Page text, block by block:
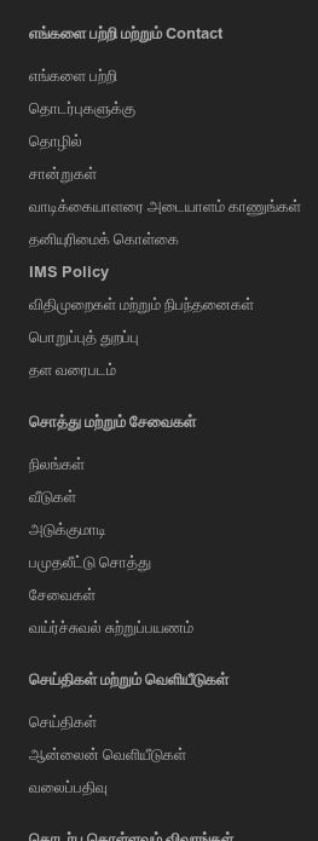
எங்களை பற்றி மற்றும் Contact
எங்களை பற்றி
தொடர்புகளுக்கு
தொழில்
சான்றுகள்
வாடிக்கையாளரை அடையாளம் காணுங்கள்
தனியுரிமைக் கொள்கை
IMS Policy
விதிமுறைகள் மற்றும் நிபந்தனைகள்
பொறுப்புத் துறப்பு
தள வரைபடம்
சொத்து மற்றும் சேவைகள்
நிலங்கள்
வீடுகள்
அடுக்குமாடி
பமுதலீட்டு சொத்து
சேவைகள்
வய்ர்ச்சுவல் சுற்றுப்பயணம்
செய்திகள் மற்றும் வெளியீடுகள்
செய்திகள்
ஆன்லைன் வெளியீடுகள்
வலைப்பதிவு